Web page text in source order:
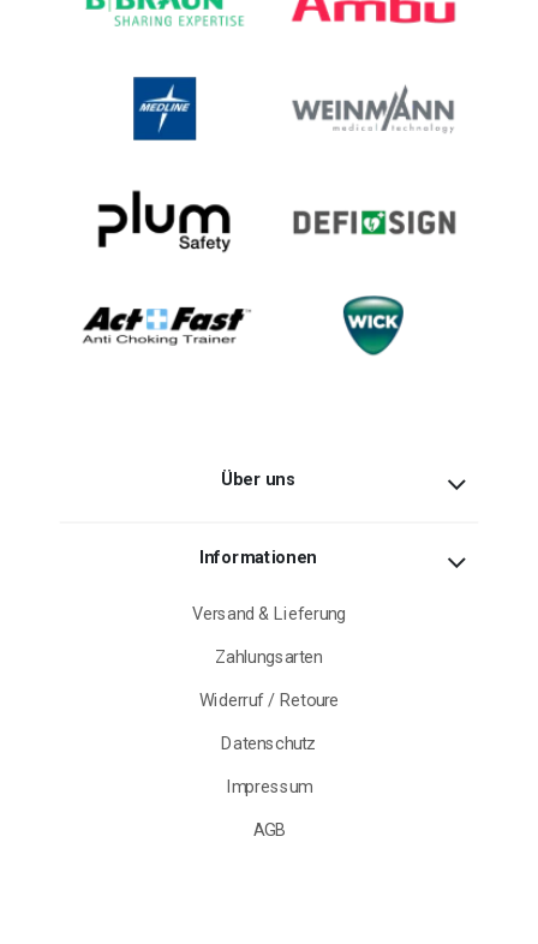
Über uns
Informationen
Versand & Lieferung
Zahlungsarten
Widerruf / Retoure
Datenschutz
Impressum
AGB